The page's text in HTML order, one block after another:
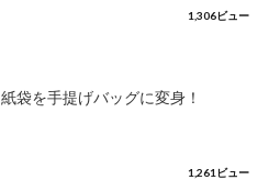
1,306ビュー
紙袋を手提げバッグに変身！
1,261ビュー